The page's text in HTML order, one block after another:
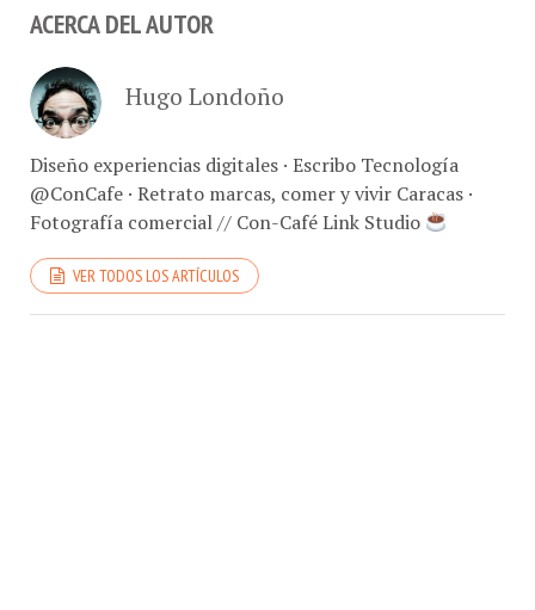
Diseño experiencias digitales · Escribo Tecnología
@ConCafe · Retrato marcas, comer y vivir Caracas ·
Fotografía comercial // Con-Café Link Studio